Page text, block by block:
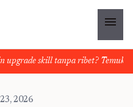
menu
skill tanpa ribet? Temukan
2026